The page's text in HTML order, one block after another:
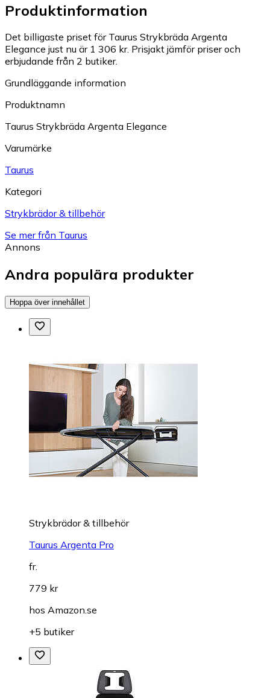
Produktinformation
Det billigaste priset för Taurus Strykbräda Argenta
Elegance just nu är 1 306 kr. Prisjakt jämför priser och
erbjudande från 2 butiker.
Grundläggande information
Produktnamn
Taurus Strykbräda Argenta Elegance
Varumärke
Taurus
Kategori
Strykbrädor & tillbehör
Se mer från Taurus
Annons
Andra populära produkter
Hoppa över innehållet
Strykbrädor & tillbehör
Taurus Argenta Pro
fr.
779 kr
hos Amazon.se
+5 butiker